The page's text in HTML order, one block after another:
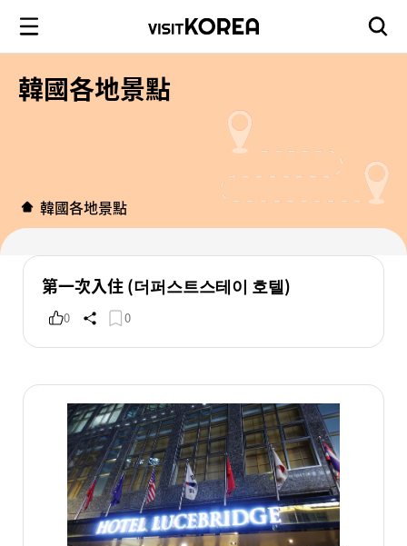
韓國各地景點
韓國各地景點
第一次入住 (더퍼스트스테이 호텔)
0 0